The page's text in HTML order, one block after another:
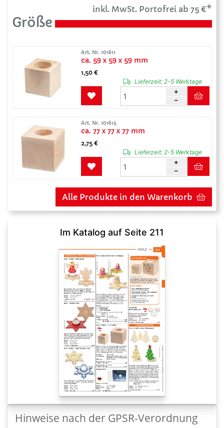
inkl. MwSt. Portofrei ab 75 €*
Größe
Art. Nr. 101611
ca. 59 x 59 x 59 mm
1,50 €
Lieferzeit:2-5 Werktage
Art. Nr. 101615
ca. 77 x 77 x 77 mm
2,75 €
Lieferzeit:2-5 Werktage
Alle Produkte in den Warenkorb
Im Katalog auf Seite 211
Hinweise nach der GPSR-Verordnung